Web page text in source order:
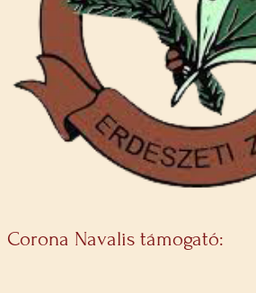
Corona Navalis támogató: